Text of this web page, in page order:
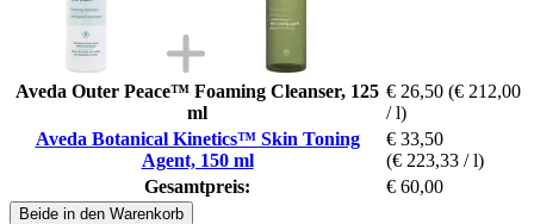
Aveda Outer Peace™ Foaming Cleanser, 125
ml
€ 26,50 (€ 212,00
/ l)
Aveda Botanical Kinetics™ Skin Toning
Agent, 150 ml
€ 33,50
(€ 223,33 / l)
Gesamtpreis:
€ 60,00
Beide in den Warenkorb